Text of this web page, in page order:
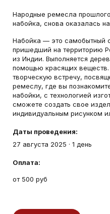
Народные ремесла
набойка, снова оказалась
Набойка — это самобытный
пришедший на территорию
из Индии. Выполняется
помощью красящих
творческую встречу,
ремеслу, где вы
набойки, с технологией
сможете создать свое
индивидуальным рисунком
Даты проведения:
27 августа 2025 · 1 день
Оплата:
от 500 руб